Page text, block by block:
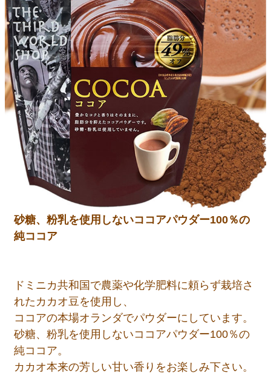
砂糖、粉乳を使用しないココアパウダー100％の
純ココア
ドミニカ共和国で農薬や化学肥料に頼らず栽培さ
れたカカオ豆を使用し、
ココアの本場オランダでパウダーにしています。
砂糖、粉乳を使用しないココアパウダー100％の
純ココア。
カカオ本来の芳しい甘い香りをお楽しみ下さい。